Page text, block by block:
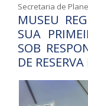
Secretaria de
MUSEU
SUA
SOB
DE